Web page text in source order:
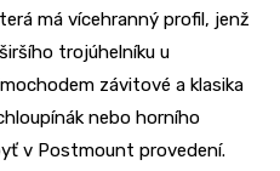
má vícehranný profil, jenž
trojúhelníku u
závitové a klasika
nebo horního
v Postmount provedení.